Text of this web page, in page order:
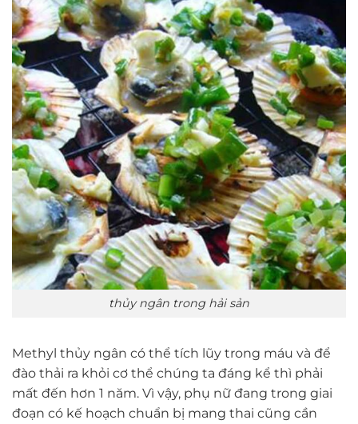
thủy ngân trong hải sản
Methyl thủy ngân có thể tích lũy trong máu và để
đào thải ra khỏi cơ thể chúng ta đáng kể thì phải
mất đến hơn 1 năm. Vì vậy, phụ nữ đang trong giai
đoạn có kế hoạch chuẩn bị mang thai cũng cần